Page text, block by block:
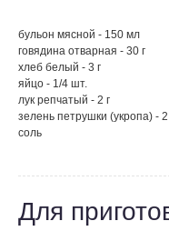
бульон мясной - 150 мл
говядина отварная - 30 г
хлеб белый - 3 г
яйцо - 1/4 шт.
лук репчатый - 2 г
зелень петрушки (укропа) - 2
соль
Для